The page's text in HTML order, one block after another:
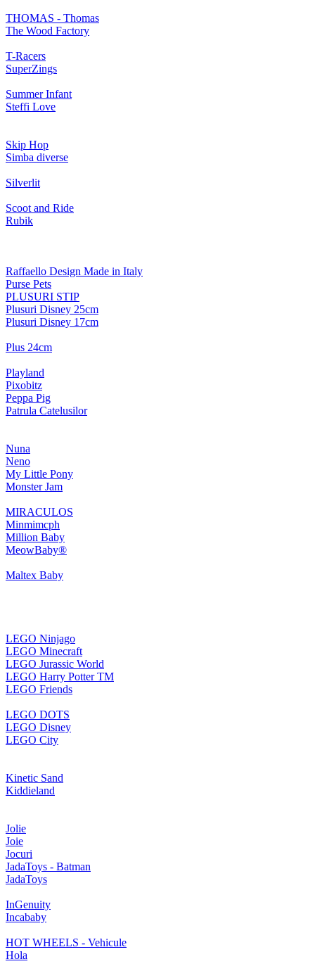
THOMAS - Thomas
The Wood Factory
T-Racers
SuperZings
Summer Infant
Steffi Love
Skip Hop
Simba diverse
Silverlit
Scoot and Ride
Rubik
Raffaello Design Made in Italy
Purse Pets
PLUSURI STIP
Plusuri Disney 25cm
Plusuri Disney 17cm
Plus 24cm
Playland
Pixobitz
Peppa Pig
Patrula Catelusilor
Nuna
Neno
My Little Pony
Monster Jam
MIRACULOS
Minmimcph
Million Baby
MeowBaby®
Maltex Baby
LEGO Ninjago
LEGO Minecraft
LEGO Jurassic World
LEGO Harry Potter TM
LEGO Friends
LEGO DOTS
LEGO Disney
LEGO City
Kinetic Sand
Kiddieland
Jolie
Joie
Jocuri
JadaToys - Batman
JadaToys
InGenuity
Incababy
HOT WHEELS - Vehicule
Hola